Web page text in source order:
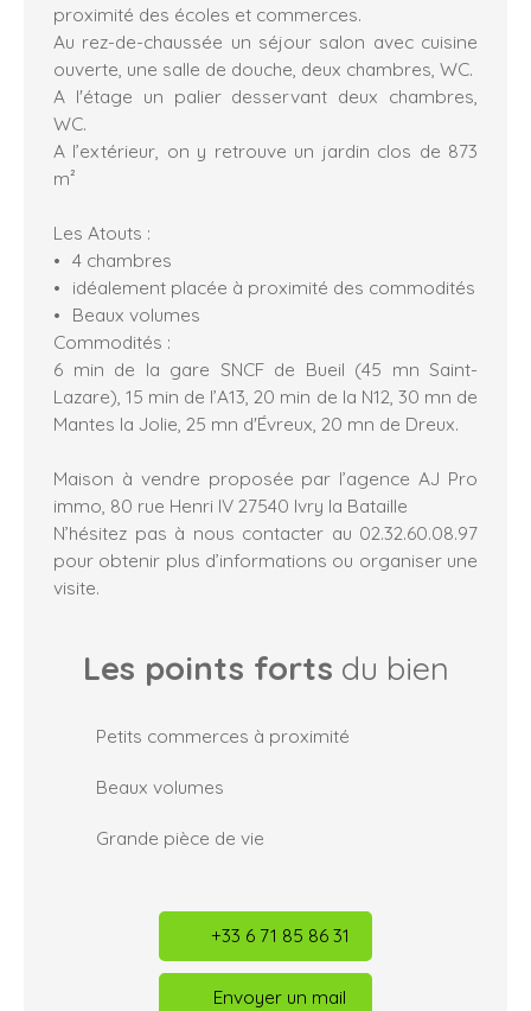
proximité des écoles et commerces.
Au rez-de-chaussée un séjour salon avec cuisine
ouverte, une salle de douche, deux chambres, WC.
A l'étage un palier desservant deux chambres,
WC.
A l’extérieur, on y retrouve un jardin clos de 873
m²
Les Atouts :
4 chambres
idéalement placée à proximité des commodités
Beaux volumes
Commodités :
6 min de la gare SNCF de Bueil (45 mn Saint-
Lazare), 15 min de l’A13, 20 min de la N12, 30 mn de
Mantes la Jolie, 25 mn d'Évreux, 20 mn de Dreux.
Maison à vendre proposée par l’agence AJ Pro
immo, 80 rue Henri IV 27540 Ivry la Bataille
N’hésitez pas à nous contacter au 02.32.60.08.97
pour obtenir plus d’informations ou organiser une
visite.
Les points forts du bien
Petits commerces à proximité
Beaux volumes
Grande pièce de vie
+33 6 71 85 86 31
Envoyer un mail